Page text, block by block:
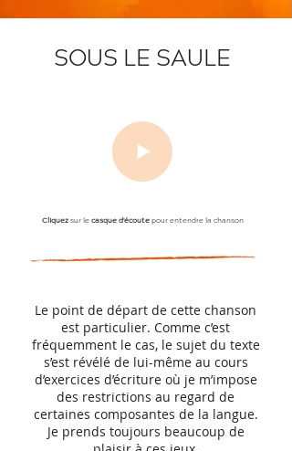
SOUS LE SAULE
Cliquez sur le casque d'écoute pour entendre la chanson
Le point de départ de cette chanson
est particulier. Comme c’est
fréquemment le cas, le sujet du texte
s’est révélé de lui-même au cours
d’exercices d’écriture où je m’impose
des restrictions au regard de
certaines composantes de la langue.
Je prends toujours beaucoup de